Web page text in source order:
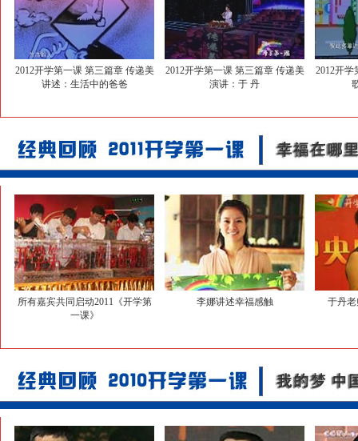
2012开学第一课 第三篇章 传递美
讲述：生活中的爸爸
2012开学第一课 第三篇章 传递美
演讲：于 丹
2012开学
所有嘉宾共同启动2011《开学第
一课》
李娜讲述幸福感触 于丹